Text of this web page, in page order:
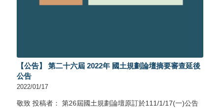
【公告】 第二十六屆 2022年 國土規劃論壇摘要審查延後
公告
2022/01/17
敬致 投稿者： 第26屆國土規劃論壇原訂於111/1/17(一)公告